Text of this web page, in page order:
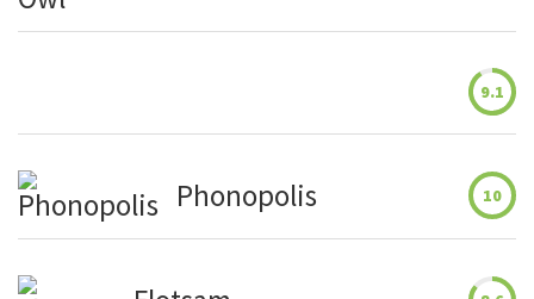
9.1
Phonopolis 10